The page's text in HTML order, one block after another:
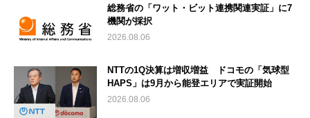
総務省の「ワット・ビット連携関連実証」に7
機関が採択
2026.08.06
NTTの1Q決算は増収増益 ドコモの「気球型
HAPS」は9月から能登エリアで実証開始
2026.08.06